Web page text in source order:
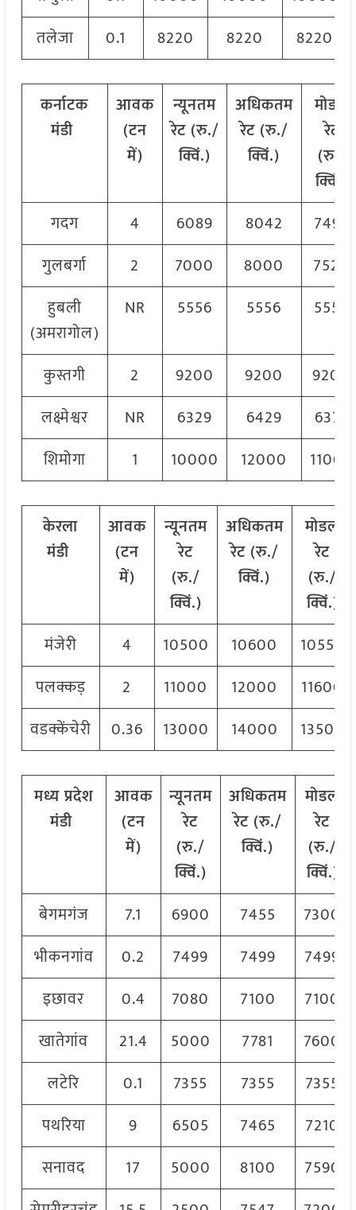
तलेजा
0.1 8220 8220 8220
कर्नाटक
मंडी
आवक
(टन
में)
न्यूनतम
रेट (रु./
क्विं.)
अधिकतम
रेट (रु./
क्विं.)
मोडल
रेट
(रु./
क्विं.)
गदग
4 6089 8042
7492
गुलबर्गा
2 7000 8000
7520
हुबली
(अमरागोल)
NR 5556 5556 5556
कुस्तगी 2 9200 9200
9200
लक्ष्मेश्वर
NR 6329 6429
6379
शिमोगा
1 10000 12000 11000
केरला
मंडी
आवक
(टन
में)
न्यूनतम
रेट
(रु./
क्विं.)
अधिकतम
रेट (रु./
क्विं.)
मोडल
रेट
(रु./
क्विं.)
मंजेरी
4 10500 10600
10550
पलक्कड़
2 11000 12000
11600
वडक्केंचेरी
0.36 13000 14000 13500
मध्यप्रदेश
मंडी
आवक
(टन
में)
न्यूनतम
रेट
(रु./
क्विं.)
अधिकतम
रेट (रु./
क्विं.)
मोडल
रेट
(रु./
क्विं.)
बेगमगंज
7.1 6900 7455
7300
भीकनगांव
0.2 7499 7499
7499
इछावर
0.4 7080 7100
7100
खातेगांव
21.4 5000 7781
7600
लटेरि
0.1 7355 7355
7355
पथरिया
9 6505 7465
7210
सनावद
17 5000 8100
7590